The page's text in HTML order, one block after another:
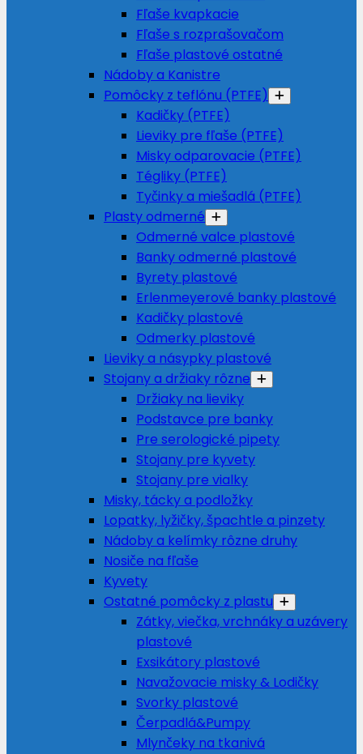
Fľaše kvapkacie
Fľaše s rozprašovačom
Fľaše plastové ostatné
Nádoby a Kanistre
Pomôcky z teflónu (PTFE)
Kadičky (PTFE)
Lieviky pre fľaše (PTFE)
Misky odparovacie (PTFE)
Tégliky (PTFE)
Tyčinky a miešadlá (PTFE)
Plasty odmerné
Odmerné valce plastové
Banky odmerné plastové
Byrety plastové
Erlenmeyerové banky plastové
Kadičky plastové
Odmerky plastové
Lieviky a násypky plastové
Stojany a držiaky rôzne
Držiaky na lieviky
Podstavce pre banky
Pre serologické pipety
Stojany pre kyvety
Stojany pre vialky
Misky, tácky a podložky
Lopatky, lyžičky, špachtle a pinzety
Nádoby a kelímky rôzne druhy
Nosiče na fľaše
Kyvety
Ostatné pomôcky z plastu
Zátky, viečka, vrchnáky a uzávery
plastové
Exsikátory plastové
Navažovacie misky & Lodičky
Svorky plastové
Čerpadlá&Pumpy
Mlynčeky na tkanivá